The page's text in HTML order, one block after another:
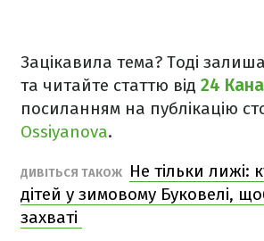
Зацікавила тема? Тоді
та читайте статтю від 24
посиланням на публікацію
Ossiyanova.
ДИВІТЬСЯ ТАКОЖ
Не тільки лижі:
дітей у зимовому Буковелі,
захваті